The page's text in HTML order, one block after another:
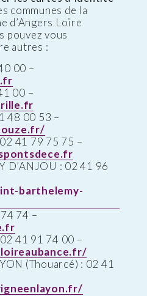
communes de la
d’Angers Loire
pouvez vous
autres :
00 –
00 –
48 00 53 –
41 79 75 75 –
D’ANJOU : 02 41 96
barthelemy-
74 –
41 91 74 00 –
(Thouarcé) : 02 41